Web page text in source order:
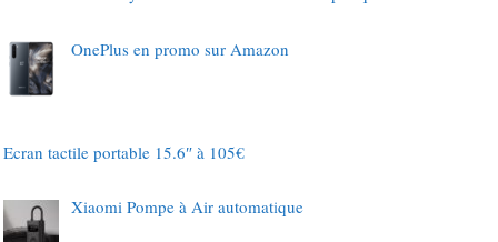
OnePlus en promo sur Amazon
Ecran tactile portable 15.6″ à 105€
Xiaomi Pompe à Air automatique